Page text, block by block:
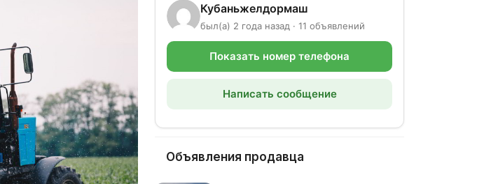
Кубаньжелдормаш
был(а) 2 года назад · 11 объявлений
Показать номер телефона
Написать сообщение
Объявления продавца